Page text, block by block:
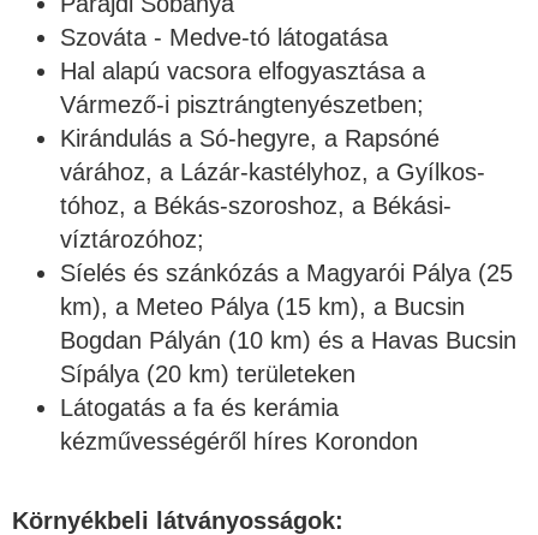
Szováta - Medve-tó látogatása
Hal alapú vacsora elfogyasztása a
Vármező-i pisztrángtenyészetben;
Kirándulás a Só-hegyre, a Rapsóné
várához, a Lázár-kastélyhoz, a Gyílkos-
tóhoz, a Békás-szoroshoz, a Békási-
víztározóhoz;
Síelés és szánkózás a Magyarói Pálya (25
km), a Meteo Pálya (15 km), a Bucsin
Bogdan Pályán (10 km) és a Havas Bucsin
Sípálya (20 km) területeken
Látogatás a fa és kerámia
kézművességéről híres Korondon
Környékbeli látványosságok: